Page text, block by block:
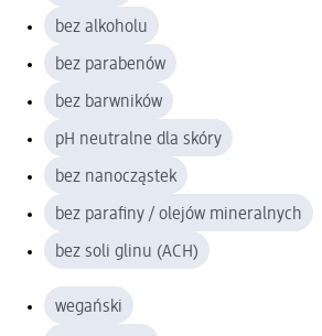
bez alkoholu
bez parabenów
bez barwników
pH neutralne dla skóry
bez nanocząstek
bez parafiny / olejów mineralnych
bez soli glinu (ACH)
wegański